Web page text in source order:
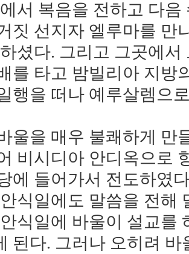
서 복음을 전하고 다음
짓 선지자 엘루마를 만
셨다. 그리고 그곳에
를 타고 밤빌리아 지방
행을 떠나 예루살렘으
울을 매우 불쾌하게 만
비시디아 안디옥으로
에 들어가서 전도하였
식일에도 말씀을 전해
식일에 바울이 설교를
된다. 그러나 오히려